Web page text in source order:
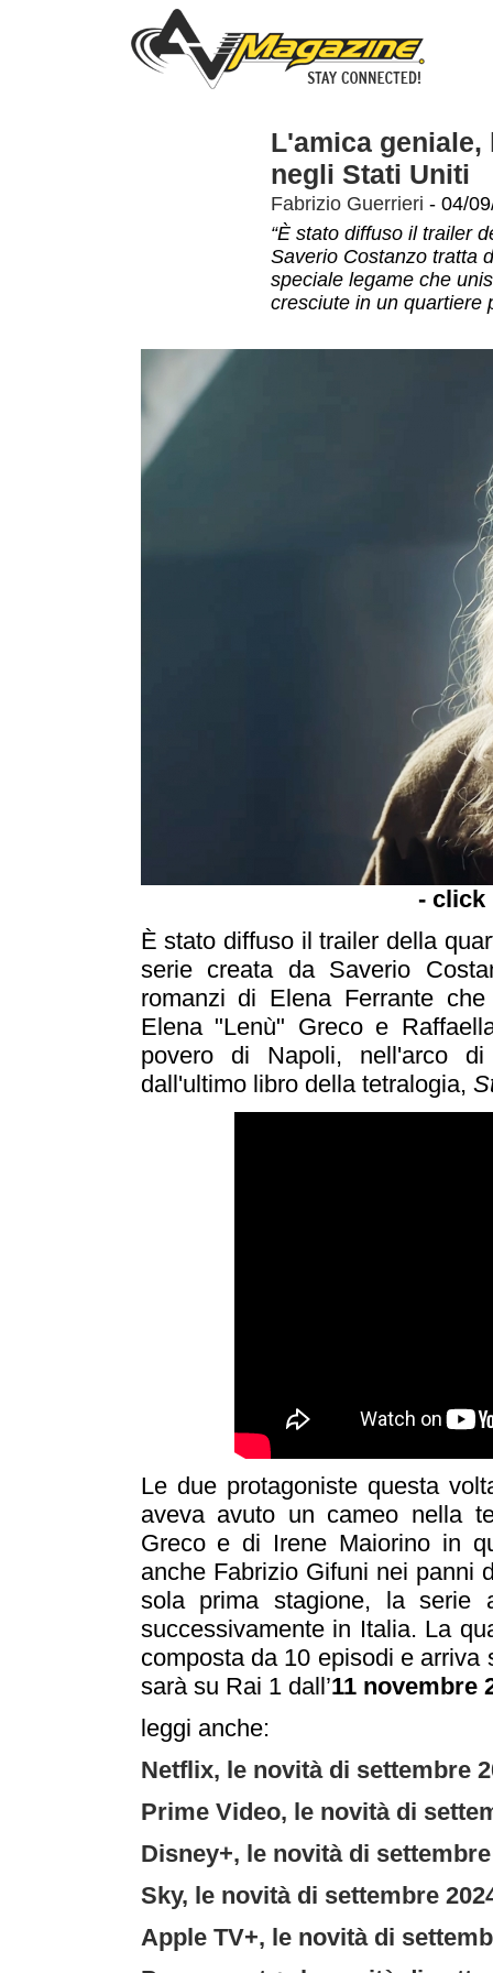
L'amica geniale,
negli Stati Uniti
Fabrizio Guerrieri - 04/
“È stato diffuso il trailer
Saverio Costanzo tratta
speciale legame che
cresciute in un quartiere
- click
È stato diffuso il trailer della
serie creata da Saverio
romanzi di Elena Ferrante
Elena "Lenù" Greco e
povero di Napoli, nell'arco di
dall'ultimo libro della tetralogia,
Le due protagoniste questa
aveva avuto un cameo nella
Greco e di Irene Maiorino in
anche Fabrizio Gifuni nei panni
sola prima stagione, la
successivamente in Italia. La
composta da 10 episodi e
sarà su Rai 1 dall’11 novembre
leggi anche:
Netflix, le novità di settembre
Prime Video, le novità di
Disney+, le novità di settembre
Sky, le novità di settembre
Apple TV+, le novità di